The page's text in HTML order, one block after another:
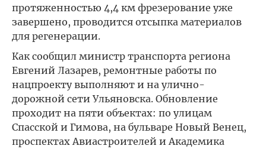
протяженностью 4,4 км фрезерование уже
завершено, проводится отсыпка материалов
для регенерации.
Как сообщил министр транспорта региона
Евгений Лазарев, ремонтные работы по
нацпроекту выполняют и на улично-
дорожной сети Ульяновска. Обновление
проходит на пяти объектах: по улицам
Спасской и Гимова, на бульваре Новый Венец,
проспектах Авиастроителей и Академика